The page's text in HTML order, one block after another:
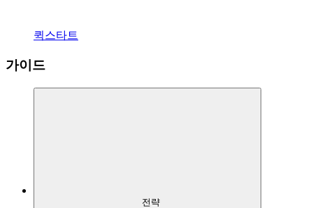
퀵스타트
가이드
전략